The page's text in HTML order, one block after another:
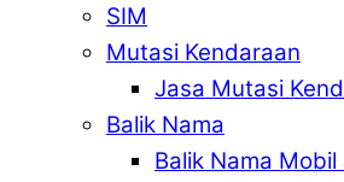
SIM
Mutasi Kendaraan
Jasa Mutasi
Balik Nama
Balik Nama